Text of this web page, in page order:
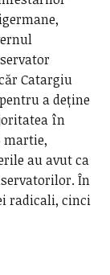
Catargiu
a deține
în
martie,
au avut ca
În
radicali, cinci